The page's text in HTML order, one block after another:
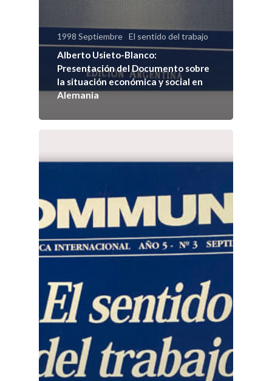
1998 Septiembre El sentido del trabajo
Alberto Usieto-Blanco:
Presentación del Documento sobre
la situación económica y social en
Alemania